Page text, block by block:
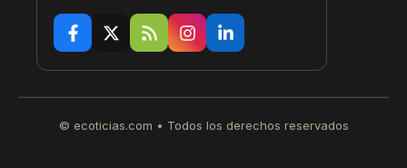
© ecoticias.com • Todos los derechos reservados